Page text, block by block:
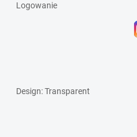
Logowanie
Design: Transparent